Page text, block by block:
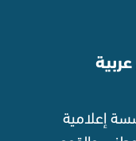
إعلامية